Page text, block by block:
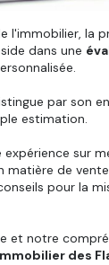
l'immobilier, la
dans une
par son
estimation.
sur
matière de
pour la
et notre
des